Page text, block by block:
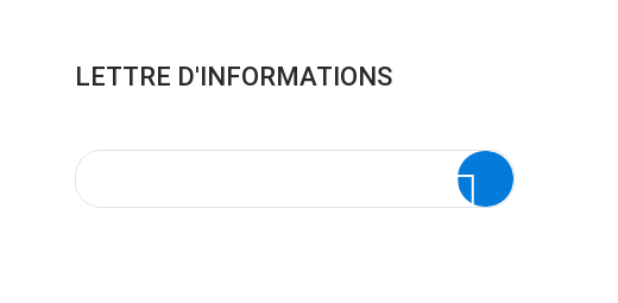
LETTRE D'INFORMATIONS